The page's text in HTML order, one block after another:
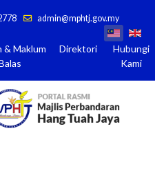
admin@mphtj.gov.my
& Maklum
Direktori
Hubungi
Kami